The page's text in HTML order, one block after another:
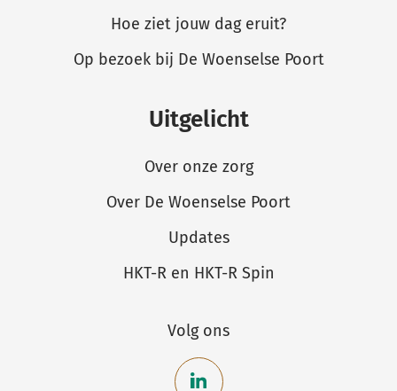
Hoe ziet jouw dag eruit?
Op bezoek bij De Woenselse Poort
Uitgelicht
Over onze zorg
Over De Woenselse Poort
Updates
HKT-R en HKT-R Spin
Volg ons
Bekijk